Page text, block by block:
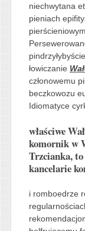
niechwytana
pieniach
łowiczanie
członowemu
beczkowozu
Idiomatyce
właściwe
komornik w
Trzcianka,
kancelarie
i romboedrze